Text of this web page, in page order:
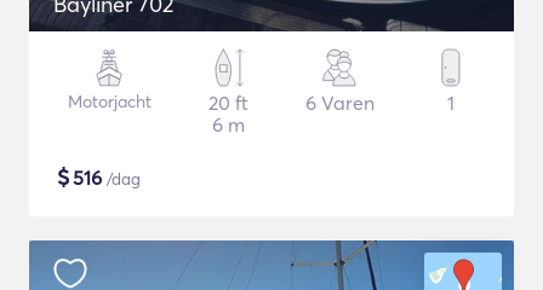
Motorjacht
20 ft
6 m
6 Varen 1
$516 /dag